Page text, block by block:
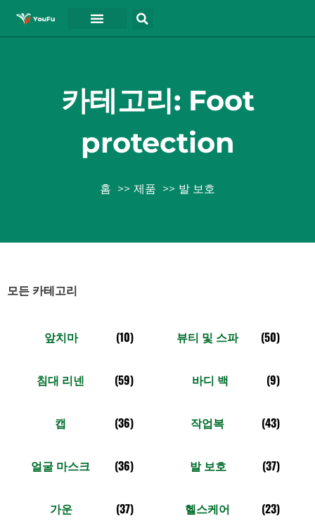
카테고리: Foot
protection
홈 제품 발 보호
모든 카테고리
앞치마 (10) 뷰티 및 스파 (50)
침대 리넨 (59) 바디 백 (9)
캡 (36) 작업복 (43)
얼굴 마스크 (36) 발 보호 (37)
가운 (37) 헬스케어 (23)